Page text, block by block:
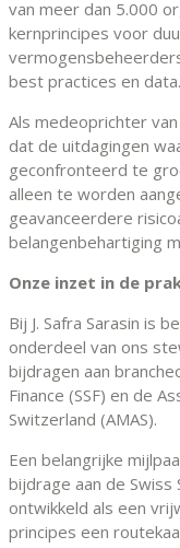
van meer dan 5.000
kernprincipes voor
best practices en data.
Als medeoprichter van
dat de uitdagingen
geconfronteerd te
alleen te worden
geavanceerdere
belangenbehartiging
Onze inzet in de
Bij J. Safra Sarasin is
onderdeel van ons
bijdragen aan
Finance (SSF) en de
Switzerland (AMAS).
Een belangrijke
bijdrage aan de Swiss
ontwikkeld als een
principes een